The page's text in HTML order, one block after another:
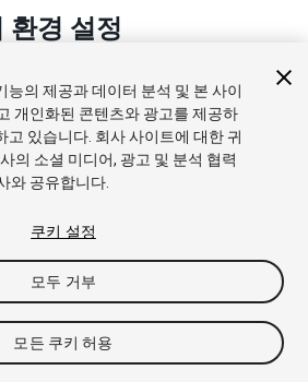
환경 설정
창에
추가됩니다. 이러한 커스텀 환경 설정은 보
정 카테고리로 사용합니다. 이 예시에서는
을 확인할 수 있습니다.
능의 제공과 데이터 분석 및 본 사이
개인화된 콘텐츠와 광고를 제공하
고 있습니다. 회사 사이트에 대한 귀
의 소셜 미디어, 광고 및 분석 협력
와 공유합니다.
쿠키 설정
모두 거부
모든 쿠키 허용